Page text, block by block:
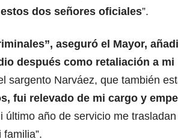
dos señores oficiales”.
aseguró el Mayor,
después como retaliación a mi
sargento Narváez, que también
fui relevado de mi cargo y
último año de servicio me